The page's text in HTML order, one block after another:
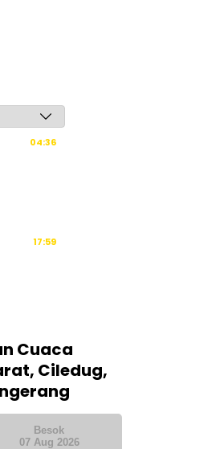
04:36
17:59
Cuaca
Ciledug,
Besok
07 Aug 2026